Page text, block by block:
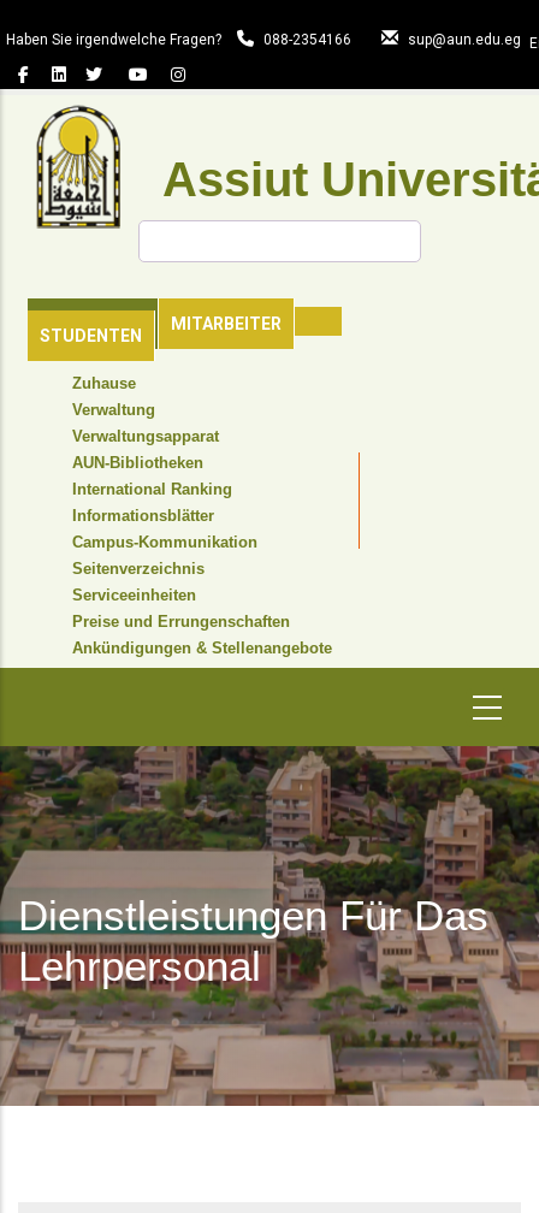
zum
Inhalt
Haben Sie irgendwelche Fragen? 088-2354166 sup@aun.edu.eg
Assiut
MITARBEITER
STUDENTEN
Suche
HEADER
NAVIGATION
Zuhause
Verwaltung
Verwaltungsapparat
AUN-Bibliotheken
International Ranking
Informationsblätter
Campus-Kommunikation
Seitenverzeichnis
Serviceeinheiten
Preise und Errungenschaften
Ankündigungen & Stellenangebote
Dienstleistungen Für Das
Lehrpersonal